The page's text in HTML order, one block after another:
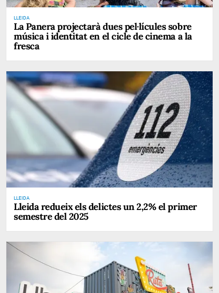
LLEIDA
La Panera projectarà dues pel·lícules sobre
música i identitat en el cicle de cinema a la
fresca
LLEIDA
Lleida redueix els delictes un 2,2% el primer
semestre del 2025